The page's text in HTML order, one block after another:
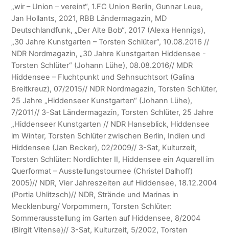
„wir – Union – vereint“, 1.FC Union Berlin, Gunnar Leue,
Jan Hollants, 2021, RBB Ländermagazin, MD
Deutschlandfunk, „Der Alte Bob“, 2017 (Alexa Hennigs),
„30 Jahre Kunstgarten – Torsten Schlüter“, 10.08.2016 //
NDR Nordmagazin, „30 Jahre Kunstgarten Hiddensee -
Torsten Schlüter“ (Johann Lühe), 08.08.2016// MDR
Hiddensee – Fluchtpunkt und Sehnsuchtsort (Galina
Breitkreuz), 07/2015// NDR Nordmagazin, Torsten Schlüter,
25 Jahre „Hiddenseer Kunstgarten“ (Johann Lühe),
7/2011// 3-Sat Ländermagazin, Torsten Schlüter, 25 Jahre
„Hiddenseer Kunstgarten // NDR Hanseblick, Hiddensee
im Winter, Torsten Schlüter zwischen Berlin, Indien und
Hiddensee (Jan Becker), 02/2009// 3-Sat, Kulturzeit,
Torsten Schlüter: Nordlichter II, Hiddensee ein Aquarell im
Querformat – Ausstellungstournee (Christel Dalhoff)
2005)// NDR, Vier Jahreszeiten auf Hiddensee, 18.12.2004
(Portia Uhlitzsch)// NDR, Strände und Marinas in
Mecklenburg/ Vorpommern, Torsten Schlüter:
Sommerausstellung im Garten auf Hiddensee, 8/2004
(Birgit Vitense)// 3-Sat, Kulturzeit, 5/2002, Torsten